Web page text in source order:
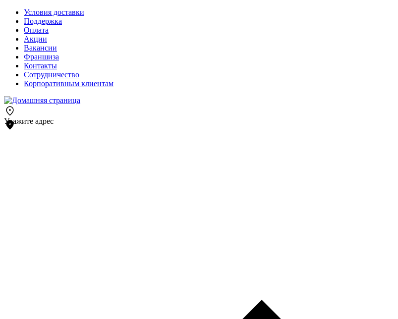
Условия доставки
Поддержка
Оплата
Акции
Вакансии
Франшиза
Контакты
Сотрудничество
Корпоративным клиентам
Укажите адрес